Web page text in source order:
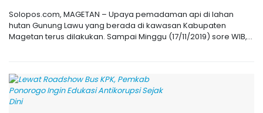
Solopos.com, MAGETAN – Upaya pemadaman api di lahan
hutan Gunung Lawu yang berada di kawasan Kabupaten
Magetan terus dilakukan. Sampai Minggu (17/11/2019) sore WIB,...